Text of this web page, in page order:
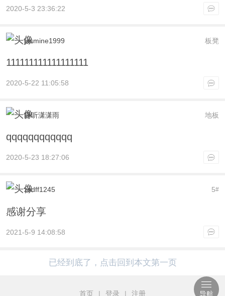
2020-5-3 23:36:22
板凳
jasmine1999
111111111111111111
2020-5-22 11:05:58
地板
静听潇潇雨
qqqqqqqqqqqq
2020-5-23 18:27:06
5#
zsdff1245
感谢分享
2021-5-9 14:08:58
已经到底了，点击回到本文第一页
首页 | 登录 | 注册 导航